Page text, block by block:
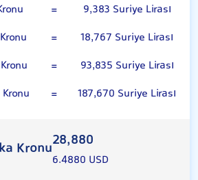
=
9,383 Suriye Lirası
=
18,767 Suriye Lirası
=
93,835 Suriye Lirası
= 187,670 Suriye Lirası
Kronu28,880
6.4880 USD